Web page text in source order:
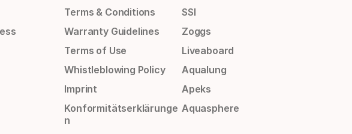
Terms & Conditions
Warranty Guidelines
Terms of Use
Whistleblowing Policy
Imprint
Konformitätserklärunge
n
SSI
Zoggs
Liveaboard
Aqualung
Apeks
Aquasphere